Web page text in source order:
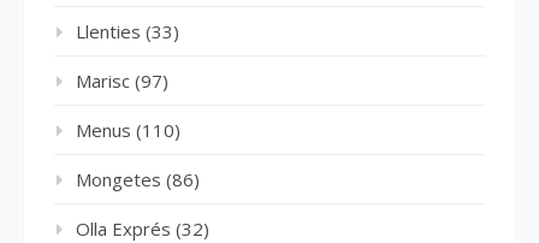
Llenties (33)
Marisc (97)
Menus (110)
Mongetes (86)
Olla Exprés (32)